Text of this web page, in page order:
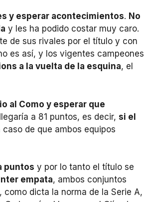
y esperar acontecimientos. No
y les ha podido costar muy caro.
de sus rivales por el título y con
es así, y los vigentes campeones
a la vuelta de la esquina, el
al Como y esperar que
a 81 puntos, es decir, si el
caso de que ambos equipos
puntos y por lo tanto el título se
empata, ambos conjuntos
dicta la norma de la Serie A,